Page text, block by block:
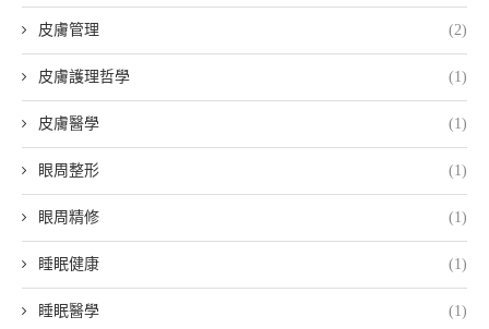
皮膚管理 (2)
皮膚護理哲學 (1)
皮膚醫學 (1)
眼周整形 (1)
眼周精修 (1)
睡眠健康 (1)
睡眠醫學 (1)